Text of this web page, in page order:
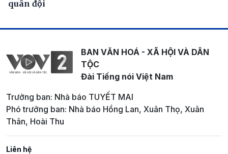
quân đội
BAN VĂN HOÁ - XÃ HỘI VÀ DÂN
TỘC
Đài Tiếng nói Việt Nam
Trưởng ban: Nhà báo TUYẾT MAI
Phó trưởng ban: Nhà báo Hồng Lan, Xuân Thọ, Xuân
Thân, Hoài Thu
Liên hệ